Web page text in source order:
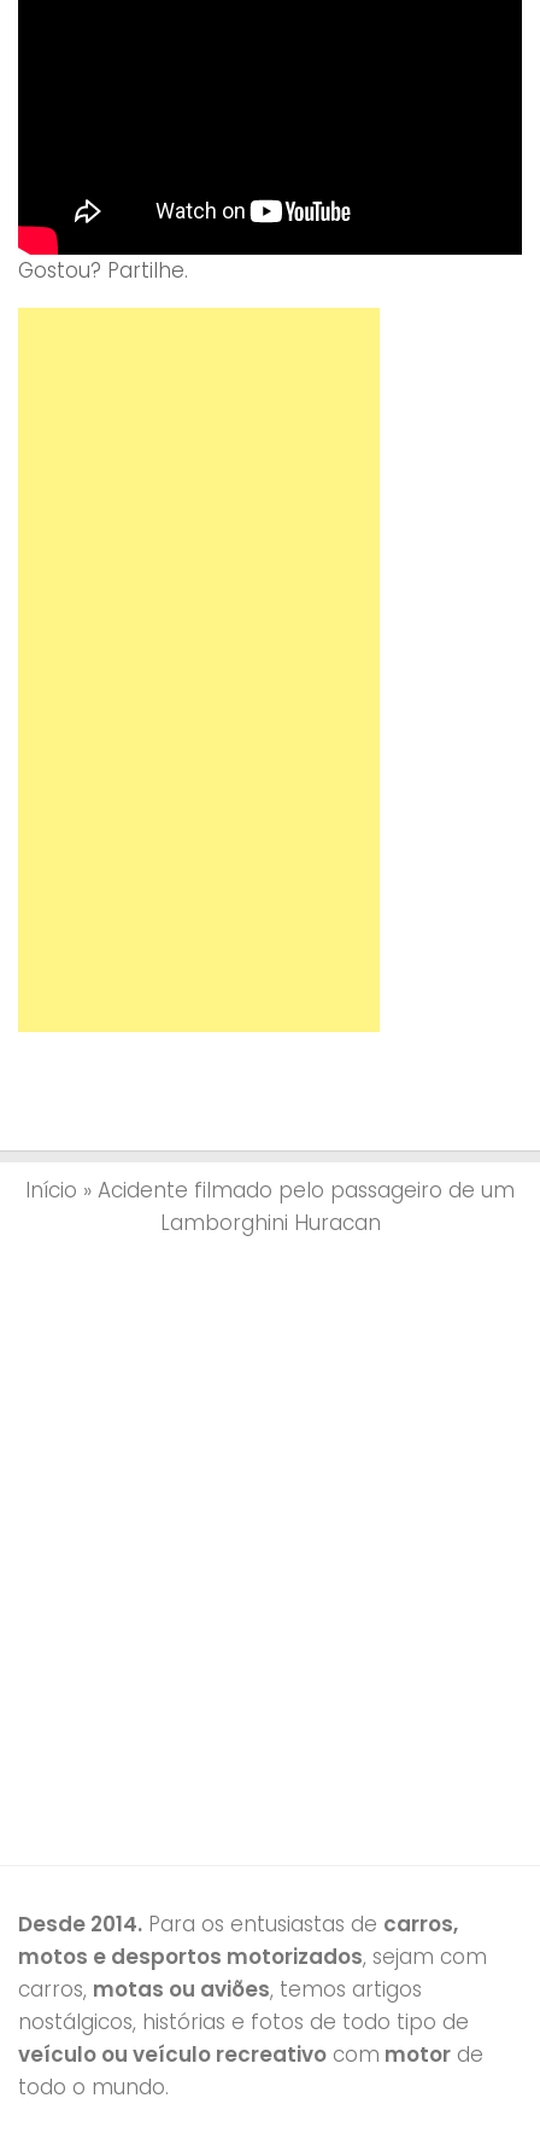
Gostou? Partilhe.
Início » Acidente filmado pelo passageiro de um
Lamborghini Huracan
Desde 2014. Para os entusiastas de carros,
motos e desportos motorizados, sejam com
carros, motas ou aviões, temos artigos
nostálgicos, histórias e fotos de todo tipo de
veículo ou veículo recreativo com motor de
todo o mundo.